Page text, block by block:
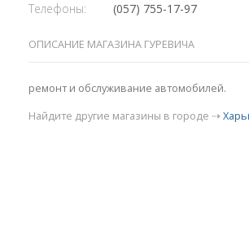
Телефоны:
(057) 755-17-97
ОПИСАНИЕ МАГАЗИНА ГУРЕВИЧА
ремонт и обслуживание автомобилей.
Найдите другие магазины в городе ⇢